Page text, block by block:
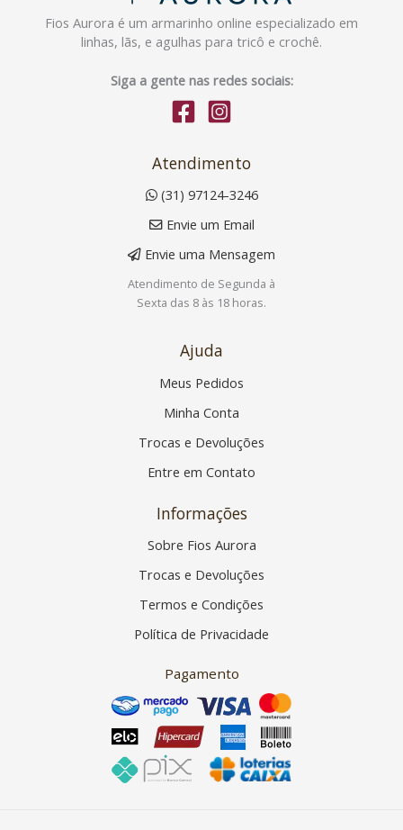
Fios Aurora é um armarinho online especializado em
linhas, lãs, e agulhas para tricô e crochê.
Siga a gente nas redes sociais:
Atendimento
(31) 97124-3246
Envie um Email
Envie uma Mensagem
Atendimento de Segunda à
Sexta das 8 às 18 horas.
Ajuda
Meus Pedidos
Minha Conta
Trocas e Devoluções
Entre em Contato
Informações
Sobre Fios Aurora
Trocas e Devoluções
Termos e Condições
Política de Privacidade
Pagamento